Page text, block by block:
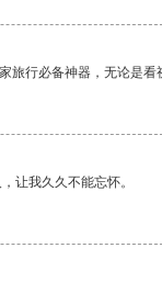
旅行必备神器，无论是
让我久久不能忘怀。